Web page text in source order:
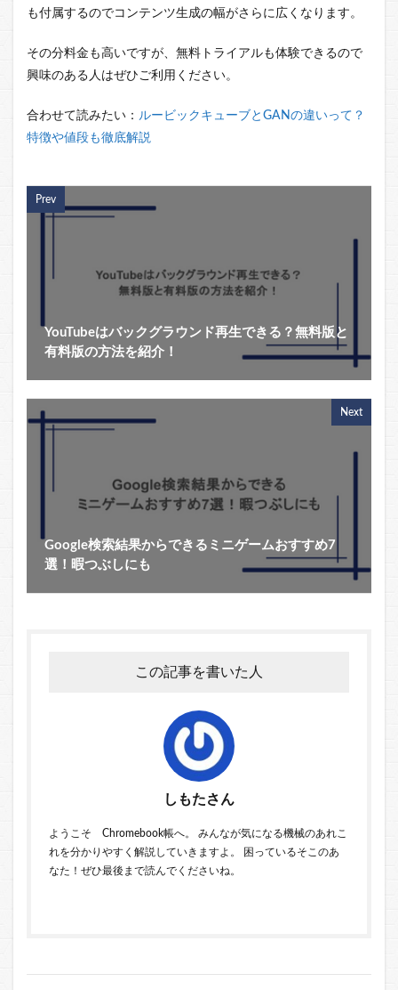
も付属するのでコンテンツ生成の幅がさらに広くなります。
その分料金も高いですが、無料トライアルも体験できるので
興味のある人はぜひご利用ください。
合わせて読みたい： ルービックキューブとGANの違いって？
特徴や値段も徹底解説
Prev
YouTubeはバックグラウンド再生できる？無料版と
有料版の方法を紹介！
Next
Google検索結果からできるミニゲームおすすめ7
選！暇つぶしにも
この記事を書いた人
しもたさん
ようこそ Chromebook帳へ。 みんなが気になる機械のあれこ
れを分かりやすく解説していきますよ。 困っているそこのあ
なた！ぜひ最後まで読んでくださいね。